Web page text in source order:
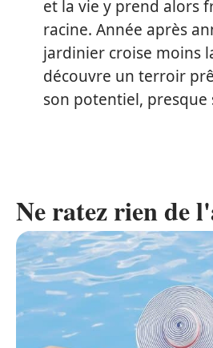
et la vie y prend alors
racine. Année après
jardinier croise moins
découvre un terroir
son potentiel, presque
Ne ratez rien de